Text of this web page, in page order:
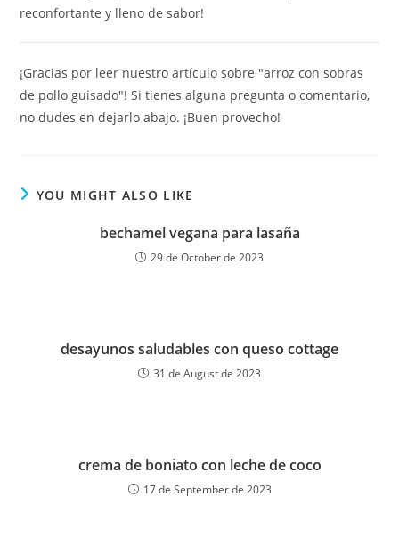
reconfortante y lleno de sabor!
¡Gracias por leer nuestro artículo sobre "arroz con sobras
de pollo guisado"! Si tienes alguna pregunta o comentario,
no dudes en dejarlo abajo. ¡Buen provecho!
YOU MIGHT ALSO LIKE
bechamel vegana para lasaña
29 de October de 2023
desayunos saludables con queso cottage
31 de August de 2023
crema de boniato con leche de coco
17 de September de 2023